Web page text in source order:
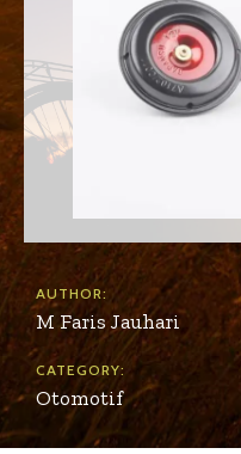
AUTHOR:
M Faris Jauhari
CATEGORY:
Otomotif